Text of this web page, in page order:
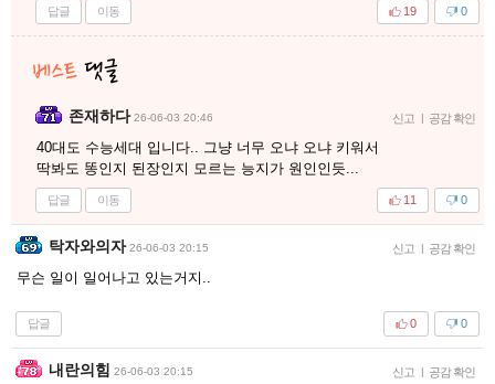
답글 이동 0
19
존재하다 26-06-03 20:46 신고 | 공감 확인
40대도 수능세대 입니다.. 그냥 너무 오냐 오냐 키워서
딱봐도 똥인지 된장인지 모르는 능지가 원인인듯...
답글 이동 0
11
탁자와의자 26-06-03 20:15 신고 | 공감 확인
무슨 일이 일어나고 있는거지..
답글 0
0
내란의힘 26-06-03 20:15 신고 | 공감 확인